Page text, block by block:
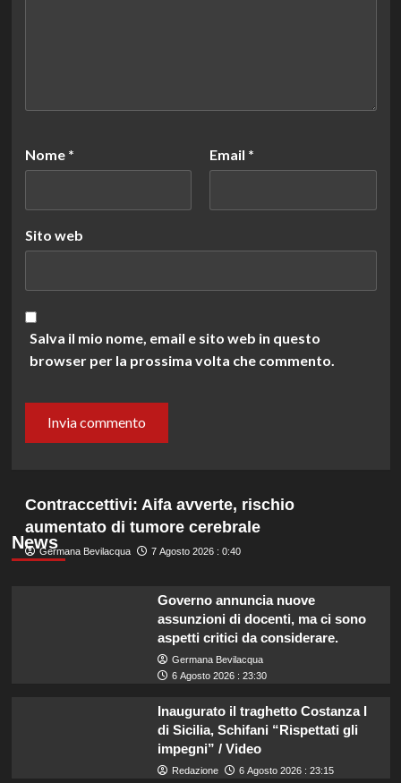
Nome * Email *
Sito web
Salva il mio nome, email e sito web in questo
browser per la prossima volta che commento.
News
Contraccettivi: Aifa avverte, rischio
aumentato di tumore cerebrale
Germana Bevilacqua 7 Agosto 2026 : 0:40
Governo annuncia nuove
assunzioni di docenti, ma ci sono
aspetti critici da considerare.
Germana Bevilacqua
6 Agosto 2026 : 23:30
Inaugurato il traghetto Costanza I
di Sicilia, Schifani “Rispettati gli
impegni” / Video
Redazione 6 Agosto 2026 : 23:15